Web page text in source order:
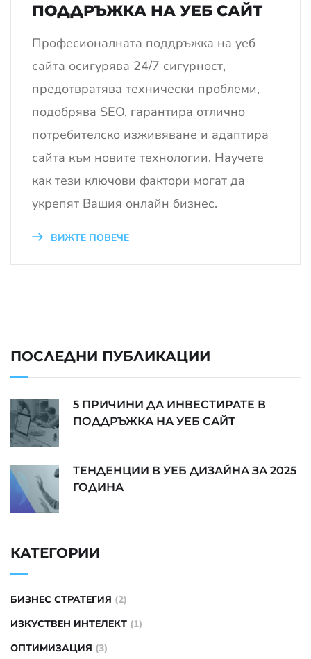
ПОДДРЪЖКА НА УЕБ САЙТ
Професионалната поддръжка на уеб
сайта осигурява 24/7 сигурност,
предотвратява технически проблеми,
подобрява SEO, гарантира отлично
потребителско изживяване и адаптира
сайта към новите технологии. Научете
как тези ключови фактори могат да
укрепят Вашия онлайн бизнес.
ВИЖТЕ ПОВЕЧЕ
ПОСЛЕДНИ ПУБЛИКАЦИИ
5 ПРИЧИНИ ДА ИНВЕСТИРАТЕ В
ПОДДРЪЖКА НА УЕБ САЙТ
ТЕНДЕНЦИИ В УЕБ ДИЗАЙНА ЗА 2025
ГОДИНА
КАТЕГОРИИ
БИЗНЕС СТРАТЕГИЯ (2)
ИЗКУСТВЕН ИНТЕЛЕКТ (1)
ОПТИМИЗАЦИЯ (3)